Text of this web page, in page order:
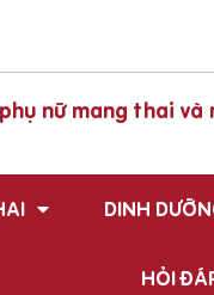
nữ mang thai và
DINH
HỎI